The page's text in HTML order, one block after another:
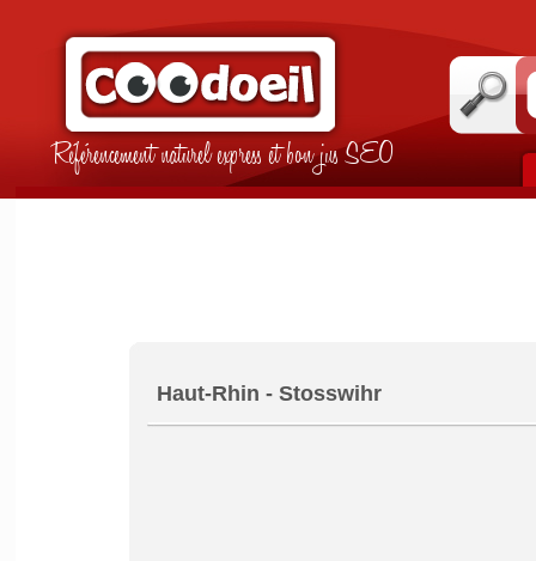
Référencement naturel express et bon jus SEO
Haut-Rhin - Stosswihr